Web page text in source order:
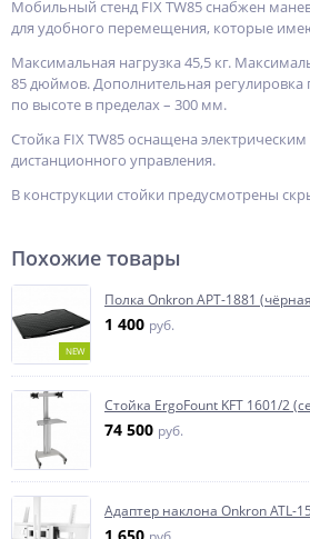
Мобильный стенд FIX TW85 снабжен
для удобного перемещения, которые
Максимальная нагрузка 45,5 кг.
85 дюймов. Дополнительная регулировка
по высоте в пределах – 300 мм.
Стойка FIX TW85 оснащена
дистанционного управления.
В конструкции стойки предусмотрены
Похожие товары
NEW
Полка Onkron APT-1881
1 400 руб.
Стойка ErgoFount KFT 1601/2
74 500 руб.
Адаптер наклона Onkron ATL-